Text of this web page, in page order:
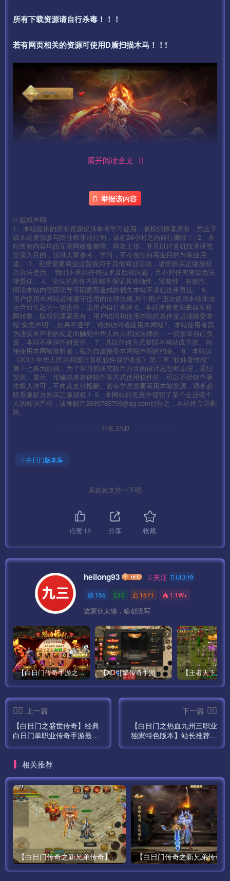
所有下载资源请自行杀毒！！！
若有网页相关的资源可使用D盾扫描木马！！!
展开阅读全文
举报该内容
© 版权声明
1、本站提供的所有资源仅供参考学习使用，版权归原著所有，禁止下
载本站资源参与商业和非法行为，请在24小时之内自行删除！; 2、本
站所有内容均由互联网收集整理、网友上传，并且以计算机技术研究
交流为目的，仅供大家参考、学习，不存在任何商业目的与商业用
途。 3、若您需要商业运营或用于其他商业活动，请您购买正版授权
并合法使用。 我们不承担任何技术及版权问题，且不对任何资源负法
律责任。 4、论坛的所有内容都不保证其准确性，完整性，有效性。
阅读本站内容因误导等因素而造成的损失本站不承担连带责任。 5、
用户使用本网站必须遵守适用的法律法规,对于用户违法使用本站非法
运营而引起的一切责任，由用户自行承担 6、本站所有资源来自互联
网转载，版权归原著所有，用户访问和使用本站的条件是必须接受本
站“免责声明”，如果不遵守，请勿访问或使用本网站7、本站使用者因
为违反本声明的规定而触犯中华人民共和国法律的，一切后果自己负
责，本站不承担任何责任。 7、凡以任何方式登陆本网站或直接、间
接使用本网站资料者，视为自愿接受本网站声明的约束。 8、本站以
《2013 中华人民共和国计算机软件保护条例》第二章 “软件著作权”
第十七条为原则：为了学习和研究软件内含的设计思想和原理，通过
安装、显示、传输或者存储软件等方式使用软件的，可以不经软件著
作权人许可，不向其支付报酬。若有学员需要商用本站资源，请务必
联系版权方购买正版授权！ 9、本网站如无意中侵犯了某个企业或个
人的知识产权，请发邮件2639785799@qq.com到告之，本站将立即删
除。
THE END
白日门版本库
喜欢就支持一下吧
点赞15 分享 收藏
heilong93 关注 UID:19
155 0 1571 1.1W+
这家伙太懒，啥都没写
【白日门传奇手游之鸿蒙王者】攻速特别版大型PK角色扮演类手游最新整理Win手工服务端源码视频教程-安卓 【XO引擎传奇手游之高仿美杜莎】经典XO三端引擎单职业传奇手游最新打包Win服务端源码视频架设教程-魂环-时装-逆天改命-创世圣域-经典复古-安卓PC电脑苹果IOS双端版本！
上一篇
【白日门之盛世传奇】经典
白日门单职业传奇手游最新
具-安卓苹果IOS双端版本！
下一篇
【白日门之热血九州三职业
独家特色版本】站长推荐经
相关推荐
【白日门传奇之新兄弟传奇】单职业大型PK角色扮演类传奇手游最新打包win服务端源码视频架设教程-完善GM后台工具-安卓版本！